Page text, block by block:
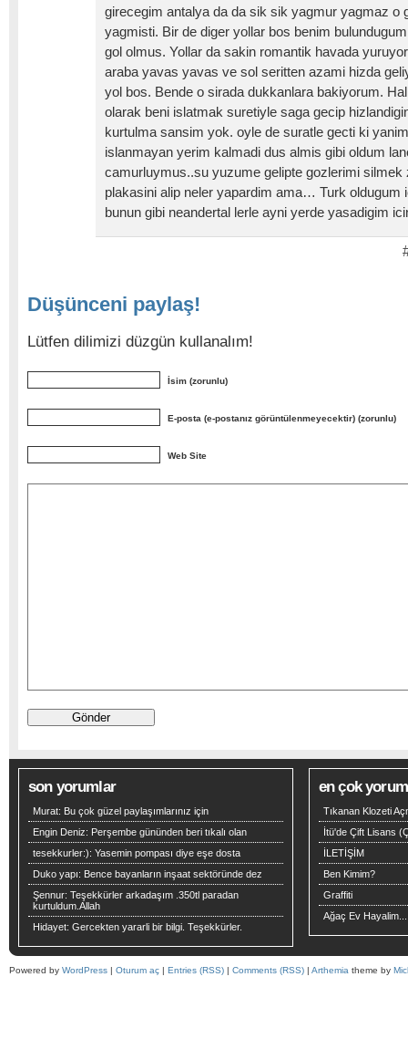
girecegim antalya da da sik sik yagmur yagmaz o
yagmisti. Bir de diger yollar bos benim
gol olmus. Yollar da sakin romantik havada
araba yavas yavas ve sol seritten azami hizda
yol bos. Bende o sirada dukkanlara bakiyorum.
olarak beni islatmak suretiyle saga gecip
kurtulma sansim yok. oyle de suratle gecti ki
islanmayan yerim kalmadi dus almis gibi oldum
camurluymus..su yuzume gelipte gozlerimi silmek
plakasini alip neler yapardim ama… Turk oldugum
bunun gibi neandertal lerle ayni yerde yasadigim
Düşünceni paylaş!
Lütfen dilimizi düzgün kullanalım!
İsim (zorunlu)
E-posta (e-postanız görüntülenmeyecektir) (zorunlu)
Web Site
son yorumlar
Murat: Bu çok güzel paylaşımlarınız için
Engin Deniz: Perşembe gününden beri tıkalı olan
tesekkurler:): Yasemin pompası diye eşe dosta
Duko yapı: Bence bayanların inşaat sektöründe dez
Şennur: Teşekkürler arkadaşım .350tl paradan
kurtuldum.Allah
Hidayet: Gercekten yararli bir bilgi. Teşekkürler.
en çok
Tıkanan Klozeti
İtü'de Çift Lisans
İLETİŞİM
Ben Kimim?
Graffiti
Ağaç Ev Hayalim...
Powered by WordPress | Oturum aç | Entries (RSS) | Comments (RSS) | Arthemia theme by